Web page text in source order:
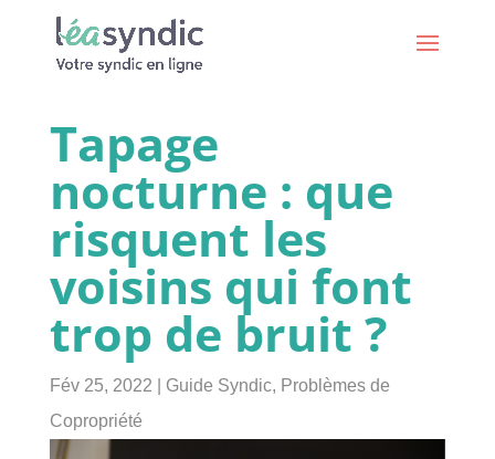
Tapage
nocturne : que
risquent les
voisins qui font
trop de bruit ?
Fév 25, 2022 Guide Syndic, Problèmes de
Copropriété